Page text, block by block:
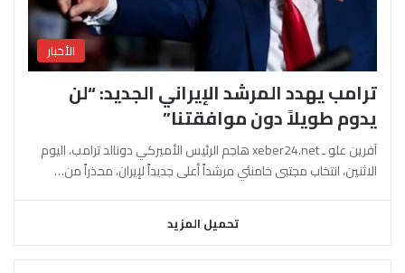
الأخبار
ترامب يهدد المرشد الإيراني الجديد: “لن
يدوم طويلاً دون موافقتنا”
آفرين علو ـ xeber24.net هاجم الرئيس الأميركي دونالد ترامب، اليوم
الاثنين، انتخاب مجتبى خامنئي مرشداً أعلى جديداً لإيران، محذراً من…
تحميل المزيد